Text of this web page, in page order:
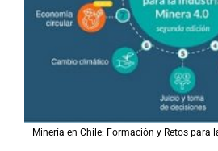
Minería en Chile: Formación y Retos para